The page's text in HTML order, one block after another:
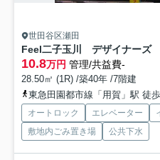
世田谷区瀬田
10.8万円 管理/共益費-
28.50㎡ (1R) /築40年 /7階建
東急田園都市線「用賀」駅 徒
オートロック エレベーター
敷地内ごみ置き場
公共下水